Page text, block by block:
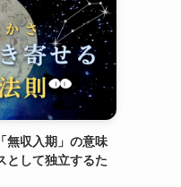
無収入期」の意味
として独立するた